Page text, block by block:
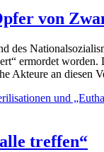
von
des
ermordet
Akteure an diesen
und
treffen“